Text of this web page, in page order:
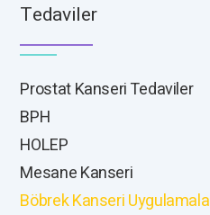
Tedaviler
Prostat Kanseri Tedaviler
BPH
HOLEP
Mesane Kanseri
Böbrek Kanseri